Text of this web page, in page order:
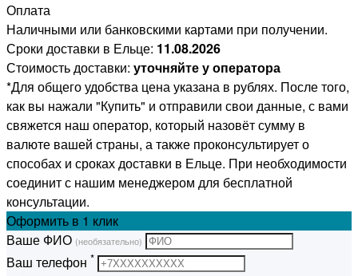
Оплата
Наличными или банковскими картами при получении.
Сроки доставки в Ельце: 11.08.2026
Стоимость доставки: уточняйте у оператора
*Для общего удобства цена указана в рублях. После того,
как вы нажали "Купить" и отправили свои данные, с вами
свяжется наш оператор, который назовёт сумму в
валюте вашей страны, а также проконсультирует о
способах и сроках доставки в Ельце. При необходимости
соединит с нашим менеджером для бесплатной
консультации.
Оформить в 1 клик
Ваше ФИО (необязательно)
Ваш телефон *